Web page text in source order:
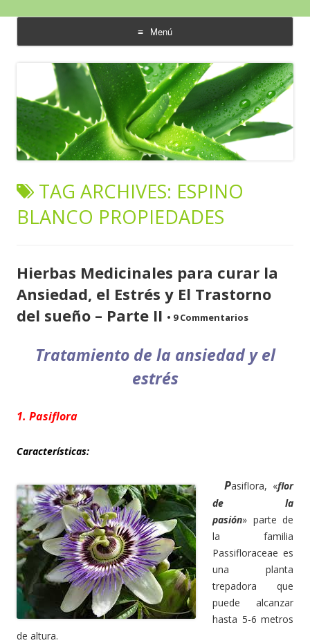
Aloe Vera y Calidad de Vida
Menú
saltar
contenido
TAG ARCHIVES: ESPINO
BLANCO PROPIEDADES
Hierbas Medicinales para curar la
Ansiedad, el Estrés y El Trastorno
del sueño – Parte II • 9 Commentarios
Tratamiento de la ansiedad y el
estrés
1. Pasiflora
Características:
Pasiflora, «flor
de la
pasión» parte de
la familia
Passifloraceae es
una planta
trepadora que
puede alcanzar
hasta 5-6 metros
de altura.